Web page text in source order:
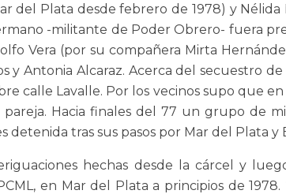
del Plata desde febrero de 1978) y
-militante de Poder Obrero- fuera
Vera (por su compañera Mirta
y Antonia Alcaraz. Acerca del secuestro
calle Lavalle. Por los vecinos supo que
pareja. Hacia finales del 77 un grupo de
tras sus pasos por Mar del Plata y
hechas desde la cárcel y
en Mar del Plata a principios de